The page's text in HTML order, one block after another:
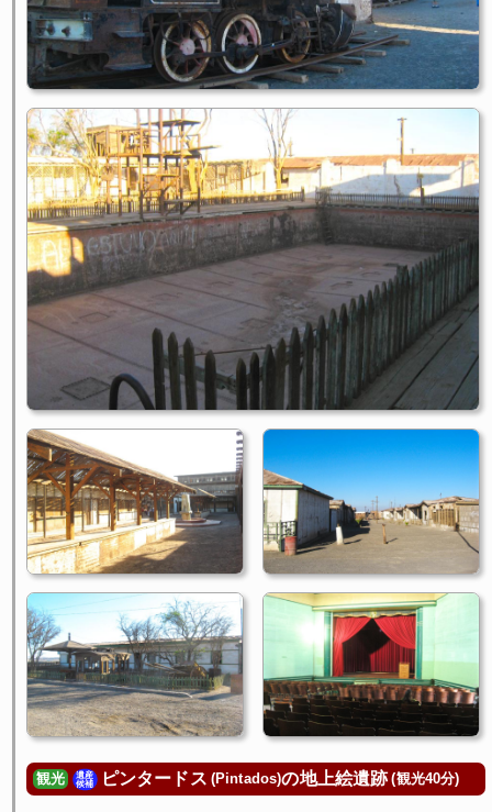
観光
遺産
候補
ピンタードス (Pintados)の地上絵遺跡 (観光40分)